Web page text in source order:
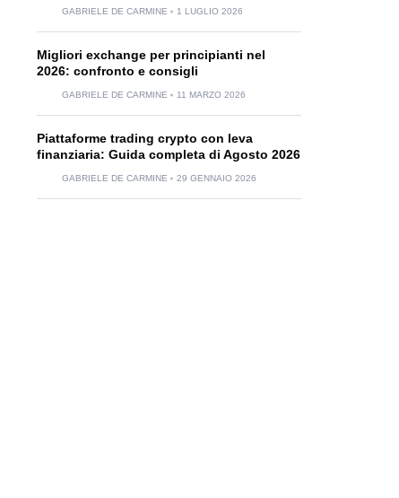
GABRIELE DE CARMINE 1 LUGLIO 2026
Migliori exchange per principianti nel
2026: confronto e consigli
GABRIELE DE CARMINE 11 MARZO 2026
Piattaforme trading crypto con leva
finanziaria: Guida completa di Agosto 2026
GABRIELE DE CARMINE 29 GENNAIO 2026